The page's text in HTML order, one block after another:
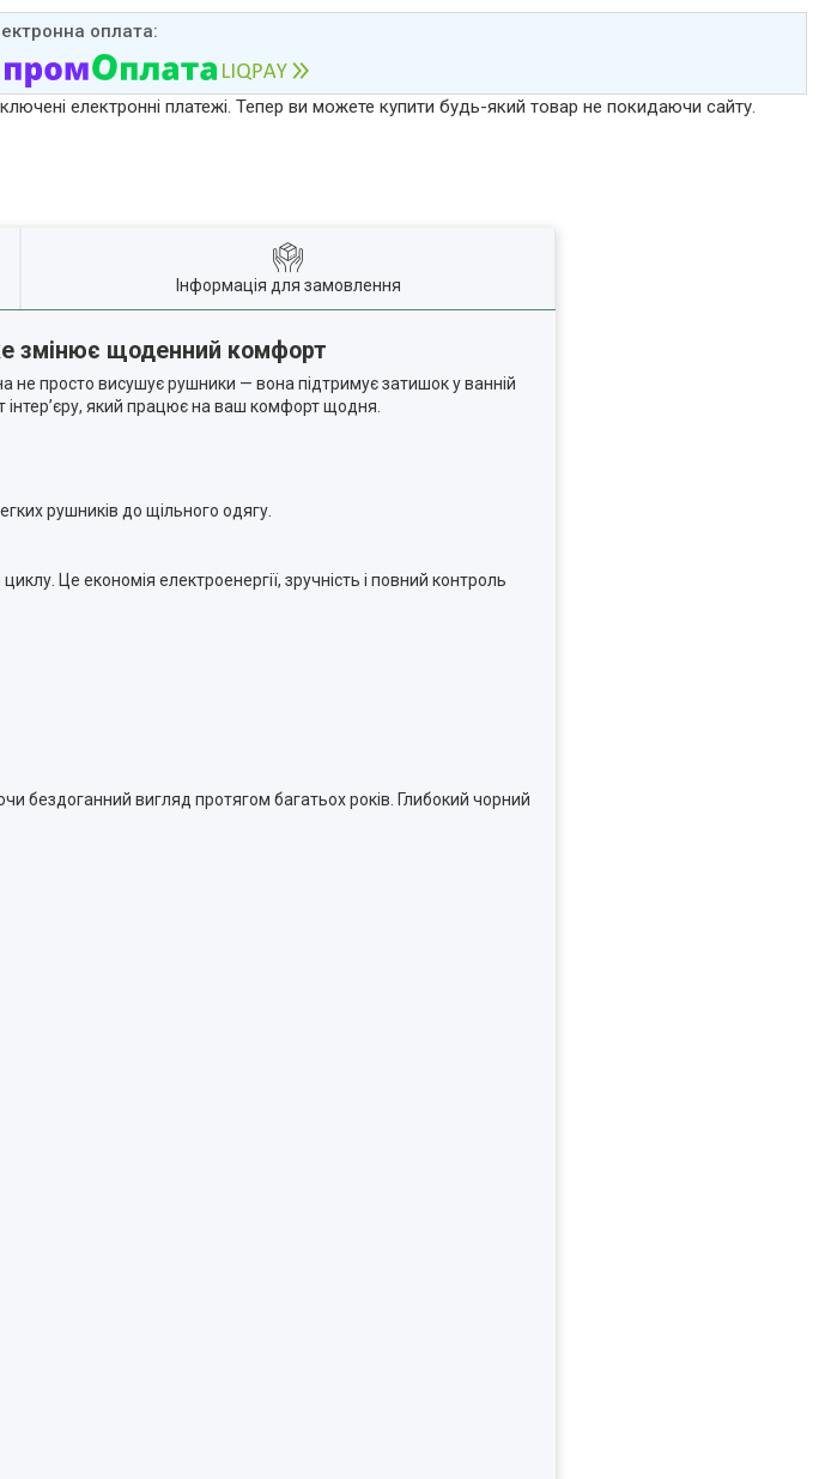
електронні платежі. Тепер ви можете купити будь-який товар не покидаючи сайту.
Інформація для замовлення
змінює щоденний комфорт
не просто висушує рушники — вона підтримує затишок у ванній
інтер’єру, який працює на ваш комфорт щодня.
рушників до щільного одягу.
Це економія електроенергії, зручність і повний контроль
бездоганний вигляд протягом багатьох років. Глибокий чорний